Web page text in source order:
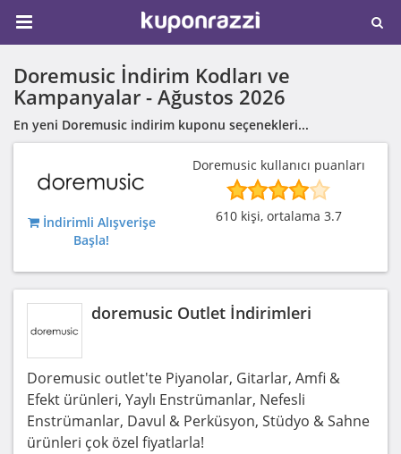
Doremusic İndirim Kodları ve
Kampanyalar - Ağustos 2026
En yeni Doremusic indirim kuponu seçenekleri...
İndirimli Alışverişe
Başla!
Doremusic kullanıcı puanları
610 kişi, ortalama 3.7
doremusic Outlet İndirimleri
Doremusic outlet'te Piyanolar, Gitarlar, Amfi &
Efekt ürünleri, Yaylı Enstrümanlar, Nefesli
Enstrümanlar, Davul & Perküsyon, Stüdyo & Sahne
ürünleri çok özel fiyatlarla!